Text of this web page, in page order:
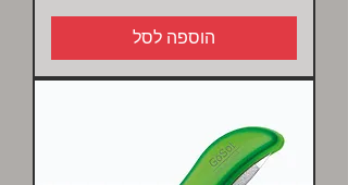
הוספה לסל